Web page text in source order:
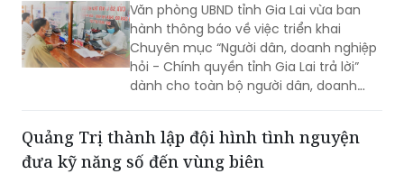
Văn phòng UBND tỉnh Gia Lai vừa ban
hành thông báo về việc triển khai
Chuyên mục “Người dân, doanh nghiệp
hỏi - Chính quyền tỉnh Gia Lai trả lời”
dành cho toàn bộ người dân, doanh
Chương trình sẽ được triển khai trong
tháng 8/2026.
Quảng Trị thành lập đội hình tình nguyện
đưa kỹ năng số đến vùng biên